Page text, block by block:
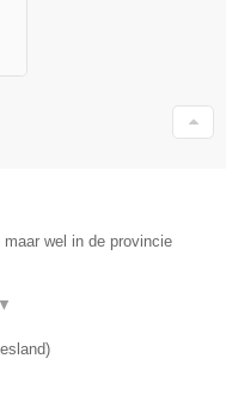
wel in de provincie
▼
)